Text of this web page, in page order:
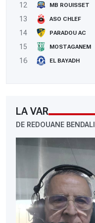
12
MB ROUISSET
13
ASO CHLEF
14
PARADOU AC
15
MOSTAGANEM
16
EL BAYADH
LA VAR
DE REDOUANE BENDALI